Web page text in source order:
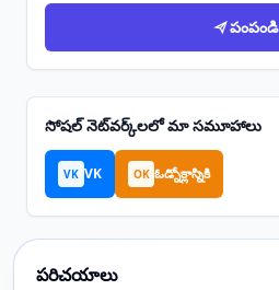
పంపండి
సోషల్ నెట్‌వర్క్‌లలో మా సమూహాలు
VK VK OK ఓడ్నోక్లాస్నికి
పరిచయాలు